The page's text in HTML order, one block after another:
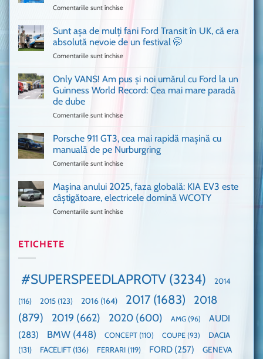
văzut
Comentariile sunt închise
a
adus
în
mașină
Ferrari
Sunt așa de mulți fani Ford Transit în UK, că era
absolută nevoie de un festival 🤭
Comentariile sunt închise
de
mulți
în
UK,
că
nevoie
de
Only VANS! Am pus și noi umărul cu Ford la un
Guinness World Record: Cea mai mare paradă
de dube
Comentariile sunt închise
Am
pus
umărul
cu
mai
mare
paradă
de
dube
Porsche 911 GT3, cea mai rapidă mașină cu
manuală de pe Nurburgring
Comentariile sunt închise
911
GT3,
cea
pe
Nurburgring
Mașina anului 2025, faza globală: KIA EV3 este
câștigătoare, electricele domină WCOTY
Comentariile sunt închise
EV3
câștigătoare,
domină
WCOTY
ETICHETE
#SUPERSPEEDLAPROTV (3234) 2014
(116) 2015 (123) 2016 (164) 2017 (1683)
2018
(879)
2019 (662) 2020 (600) AMG (96)
AUDI
(283)
BMW (448) CONCEPT (110) COUPE (93)
DACIA
(131)
FACELIFT (136) FERRARI (119) FORD (257)
GENEVA